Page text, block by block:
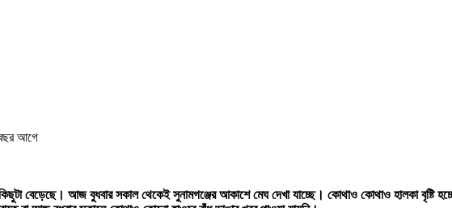
আগে
কিছুটা বেড়েছে। আজ বুধবার সকাল থেকেই সুনামগঞ্জের আকাশে মেঘ দেখা যাচ্ছে। কোথাও কোথাও হালকা